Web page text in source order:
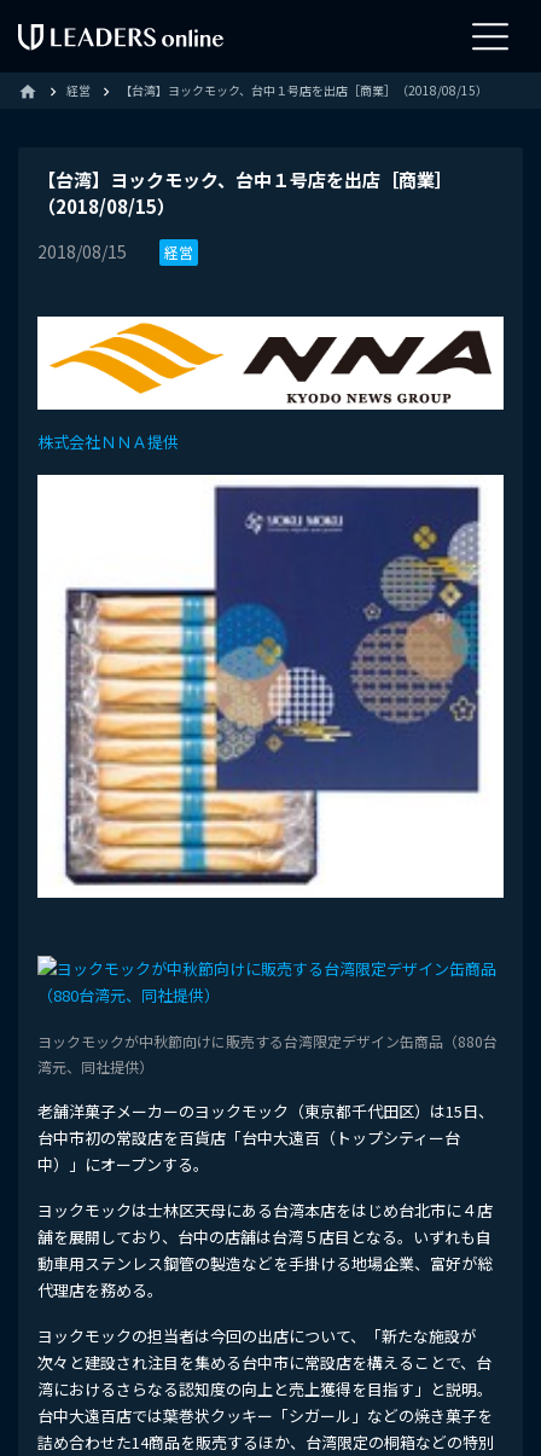
home 経営 【台湾】ヨックモック、台中１号店を出店［商業］（2018/08/15）
【台湾】ヨックモック、台中１号店を出店［商業］
（2018/08/15）
2018/08/15 経営
株式会社ＮＮＡ提供
ヨックモックが中秋節向けに販売する台湾限定デザイン缶商品（880台
湾元、同社提供）
老舗洋菓子メーカーのヨックモック（東京都千代田区）は15日、
台中市初の常設店を百貨店「台中大遠百（トップシティー台
中）」にオープンする。
ヨックモックは士林区天母にある台湾本店をはじめ台北市に４店
舗を展開しており、台中の店舗は台湾５店目となる。いずれも自
動車用ステンレス鋼管の製造などを手掛ける地場企業、富好が総
代理店を務める。
ヨックモックの担当者は今回の出店について、「新たな施設が
次々と建設され注目を集める台中市に常設店を構えることで、台
湾におけるさらなる認知度の向上と売上獲得を目指す」と説明。
台中大遠百店では葉巻状クッキー「シガール」などの焼き菓子を
詰め合わせた14商品を販売するほか、台湾限定の桐箱などの特別